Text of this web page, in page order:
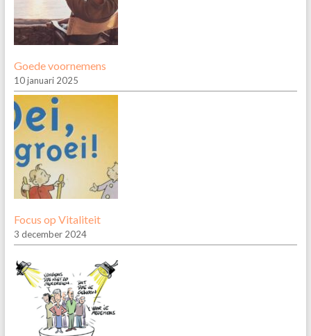
Goede voornemens
10 januari 2025
Focus op Vitaliteit
3 december 2024